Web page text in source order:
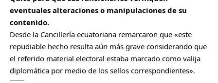
eventuales alteraciones o manipulaciones de su
contenido.
Desde la Cancillería ecuatoriana remarcaron que «este
repudiable hecho resulta aún más grave considerando que
el referido material electoral estaba marcado como valija
diplomática por medio de los sellos correspondientes».